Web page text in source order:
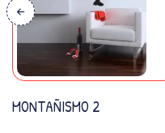
MONTAÑISMO 2